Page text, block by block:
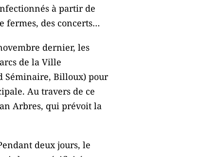
à partir de
fermes, des concerts…
dernier, les
de la Ville
Séminaire, Billoux) pour
Au travers de ce
Arbres, qui prévoit la
deux jours, le